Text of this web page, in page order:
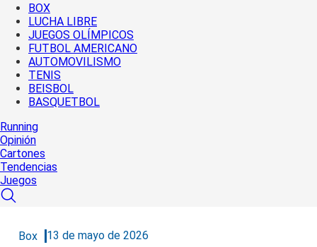
BOX
LUCHA LIBRE
JUEGOS OLÍMPICOS
FUTBOL AMERICANO
AUTOMOVILISMO
TENIS
BEISBOL
BASQUETBOL
Running
Opinión
Cartones
Tendencias
Juegos
Box 13 de mayo de 2026